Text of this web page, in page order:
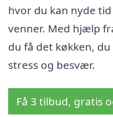
hvor du kan nyde
venner. Med hjælp
du få det køkken,
stress og besvær.
Få 3 tilbud, gratis